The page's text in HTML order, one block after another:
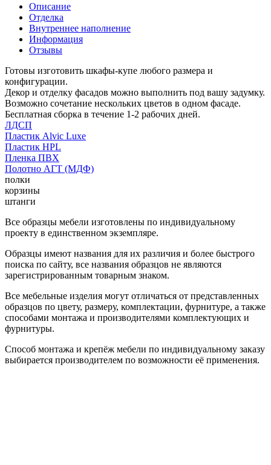
Описание
Отделка
Внутреннее наполнение
Информация
Отзывы
Готовы изготовить шкафы-купе любого размера и
конфигурации.
Декор и отделку фасадов можно выполнить под вашу задумку.
Возможно сочетание нескольких цветов в одном фасаде.
Бесплатная сборка в течение 1-2 рабочих дней.
ЛДСП
Пластик Alvic Luxe
Пластик HPL
Пленка ПВХ
Полотно АГТ (МДФ)
полки
корзины
штанги
Все образцы мебели изготовлены по индивидуальному
проекту в единственном экземпляре.
Образцы имеют названия для их различия и более быстрого
поиска по сайту, все названия образцов не являются
зарегистрированным товарным знаком.
Все мебельные изделия могут отличаться от представленных
образцов по цвету, размеру, комплектации, фурнитуре, а также
способами монтажа и производителями комплектующих и
фурнитуры.
Способ монтажа и крепёж мебели по индивидуальному заказу
выбирается производителем по возможности её применения.